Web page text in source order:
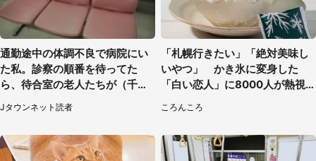
通勤途中の体調不良で病院にい
た私。診察の順番を待ってた
ら、待合室の老人たちが（千葉
県・50代男性）
Jタウンネット読者
「札幌行きたい」「絶対美味し
いやつ」 かき氷に変身した
「白い恋人」に8000人が熱視
ころんころ